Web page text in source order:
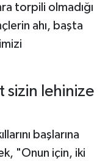
torpili olmadığı
ahı, başta
sizin lehinize
başlarına
"Onun için, iki